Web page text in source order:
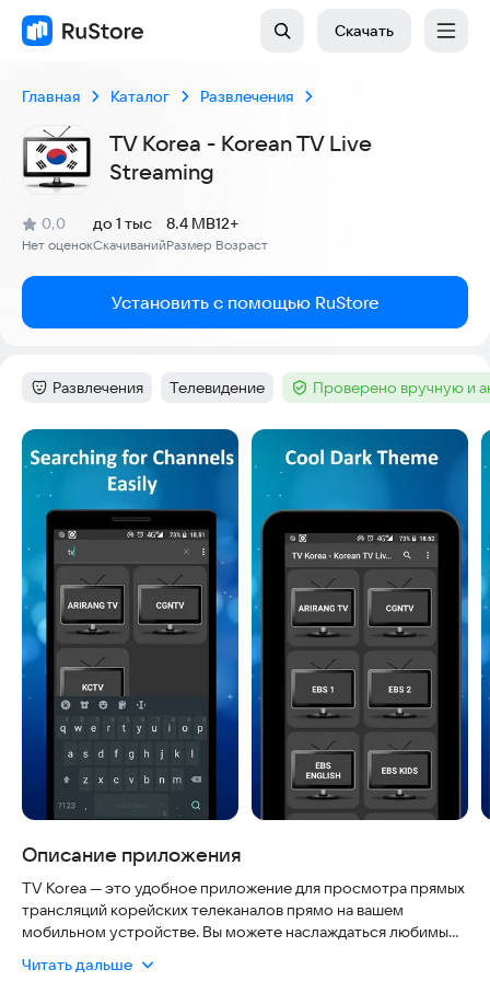
Скачать
Главная Каталог Развлечения
TV Korea - Korean TV Live
Streaming
Рейтинг:
0,0
(
Нет оценок
)
Скачиваний
до 1 тыс
Размер
8.4 MB
Возраст
12+
Установить с помощью RuStore
Категория:
Развлечения Тег:
Телевидение Тег :Проверено вручную и
Скриншоты
Описание приложения
TV Korea — это удобное приложение для просмотра прямых
трансляций корейских телеканалов прямо на вашем
мобильном устройстве. Вы можете наслаждаться любимыми
Южной Кореи в любое время и в любом месте.
Читать дальше